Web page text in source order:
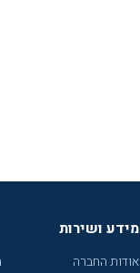
מידע ושירות
אודות החברה